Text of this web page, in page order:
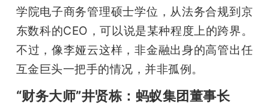
学院电子商务管理硕士学位，从法务合规到京
东数科的CEO，可以说是某种程度上的跨界。
不过，像李娅云这样，非金融出身的高管出任
互金巨头一把手的情况，并非孤例。
“财务大师”井贤栋：蚂蚁集团董事长